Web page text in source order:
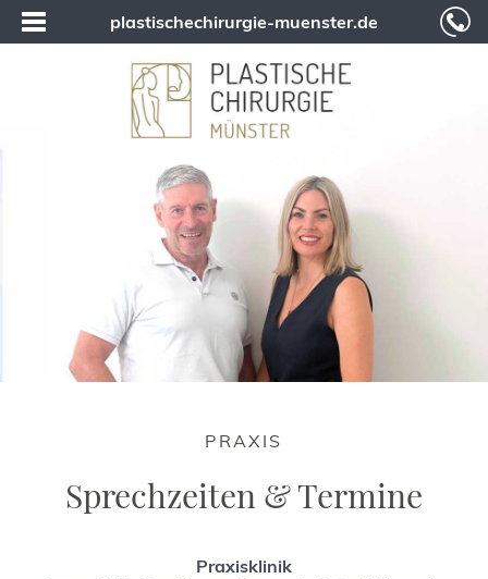
plastischechirurgie-muenster.de
PRAXIS
Sprechzeiten & Termine
Praxisklinik